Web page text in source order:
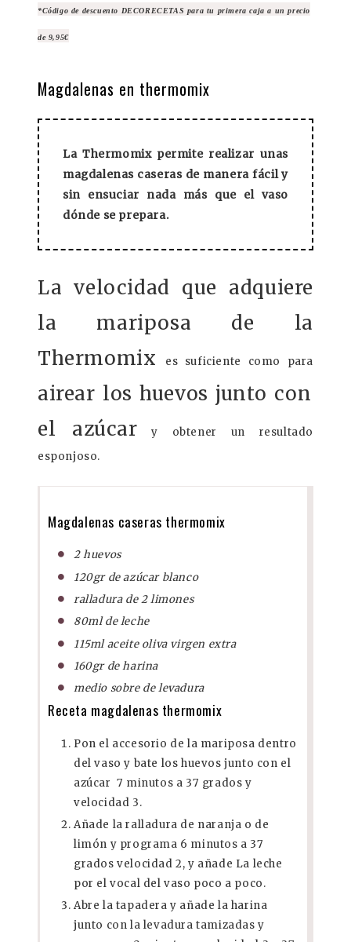
*Código de descuento DECORECETAS para tu primera caja a un precio
de 9,95€
Magdalenas en thermomix
La Thermomix permite realizar unas
magdalenas caseras de manera fácil y
sin ensuciar nada más que el vaso
dónde se prepara.
La velocidad que adquiere
la mariposa de la
Thermomix
es suficiente como para
airear los huevos junto con
el azúcar y obtener un resultado
esponjoso.
Magdalenas caseras thermomix
2 huevos
120gr de azúcar blanco
ralladura de 2 limones
80ml de leche
115ml aceite oliva virgen extra
160gr de harina
medio sobre de levadura
Receta magdalenas thermomix
Pon el accesorio de la mariposa dentro
del vaso y bate los huevos junto con el
azúcar 7 minutos a 37 grados y
velocidad 3.
Añade la ralladura de naranja o de
limón y programa 6 minutos a 37
grados velocidad 2, y añade La leche
por el vocal del vaso poco a poco.
Abre la tapadera y añade la harina
junto con la levadura tamizadas y